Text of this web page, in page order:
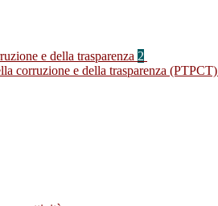
e della trasparenza 2
corruzione e della trasparenza (PTPCT)